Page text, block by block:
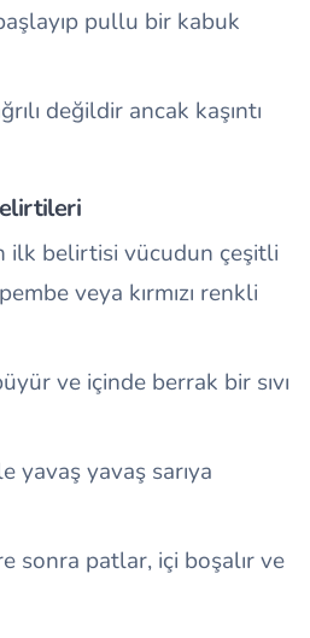
pullu bir kabuk
değildir ancak kaşıntı
ilk belirtisi vücudun çeşitli
veya kırmızı renkli
ve içinde berrak bir sıvı
yavaş yavaş sarıya
sonra patlar, içi boşalır ve